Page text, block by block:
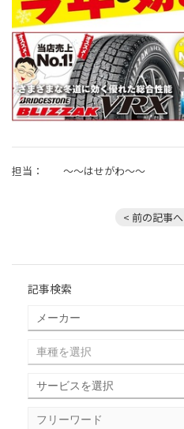
担当： 〜〜はせがわ〜〜
< 前の記事へ
記事検索